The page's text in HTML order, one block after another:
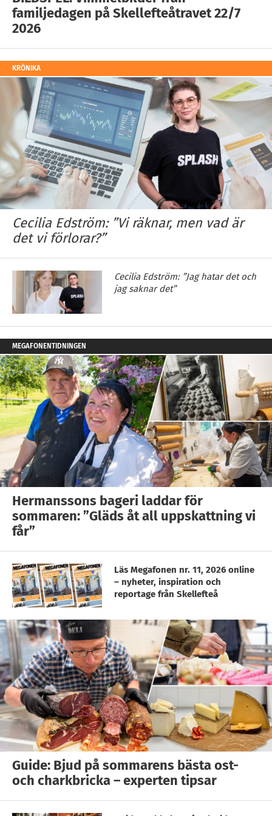
familjedagen på Skellefteåtravet 22/7
2026
KRÖNIKA
Cecilia Edström: ”Vi räknar, men vad är
det vi förlorar?”
Cecilia Edström: ”Jag hatar det och
jag saknar det”
MEGAFONENTIDNINGEN
Hermanssons bageri laddar för
sommaren: ”Gläds åt all uppskattning vi
får”
Läs Megafonen nr. 11, 2026 online
– nyheter, inspiration och
reportage från Skellefteå
Guide: Bjud på sommarens bästa ost-
och charkbricka – experten tipsar